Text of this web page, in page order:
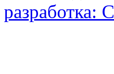
разработка: